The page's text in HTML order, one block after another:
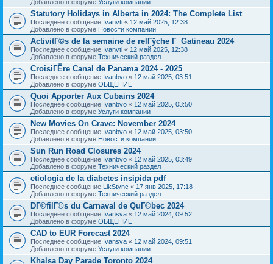
Добавлено в форуме Услуги компании
Statutory Holidays in Alberta in 2024: The Complete List
Последнее сообщение Ivanvti « 12 май 2025, 12:38
Добавлено в форуме Новости компании
ActivitГ©s de la semaine de relГўche Г Gatineau 2024
Последнее сообщение Ivanvti « 12 май 2025, 12:38
Добавлено в форуме Технический раздел
CroisiГЁre Canal de Panama 2024 - 2025
Последнее сообщение Ivanbvo « 12 май 2025, 03:51
Добавлено в форуме ОБЩЕНИЕ
Quoi Apporter Aux Cubains 2024
Последнее сообщение Ivanbvo « 12 май 2025, 03:50
Добавлено в форуме Услуги компании
New Movies On Crave: November 2024
Последнее сообщение Ivanbvo « 12 май 2025, 03:50
Добавлено в форуме Новости компании
Sun Run Road Closures 2024
Последнее сообщение Ivanbvo « 12 май 2025, 03:49
Добавлено в форуме Технический раздел
etiologia de la diabetes insipida pdf
Последнее сообщение LikStync « 17 янв 2025, 17:18
Добавлено в форуме Технический раздел
DГ©filГ©s du Carnaval de QuГ©bec 2024
Последнее сообщение Ivansva « 12 май 2024, 09:52
Добавлено в форуме ОБЩЕНИЕ
CAD to EUR Forecast 2024
Последнее сообщение Ivansva « 12 май 2024, 09:51
Добавлено в форуме Услуги компании
Khalsa Day Parade Toronto 2024